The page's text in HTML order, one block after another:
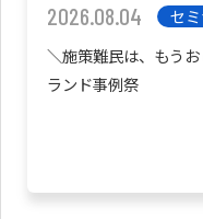
2026.08.04
セ
＼施策難民は、もう
ランド事例祭